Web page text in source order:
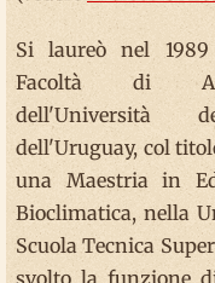
Si laureò nel
Facoltà di
dell'Università
dell'Uruguay, col
una Maestria in
Bioclimatica, nella
Scuola Tecnica
svolto la funzione